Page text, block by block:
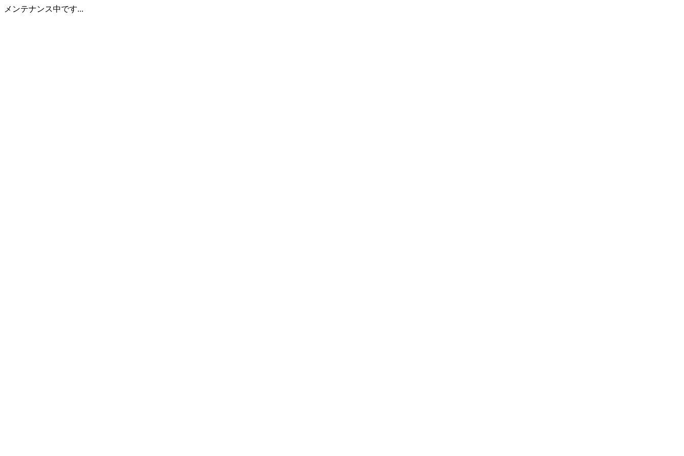
メンテナンス中です...